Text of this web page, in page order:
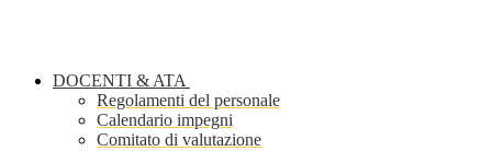
DOCENTI & ATA
Regolamenti del personale
Calendario impegni
Comitato di valutazione